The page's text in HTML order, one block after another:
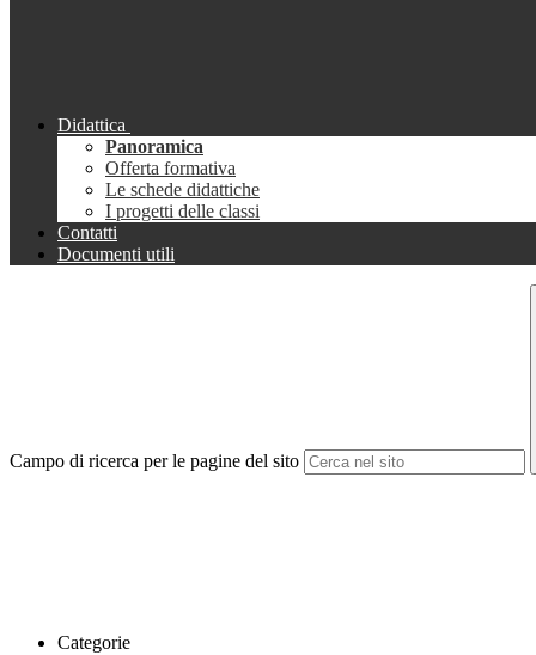
Didattica
Panoramica
Offerta formativa
Le schede didattiche
I progetti delle classi
Contatti
Documenti utili
Campo di ricerca per le pagine del sito
Categorie